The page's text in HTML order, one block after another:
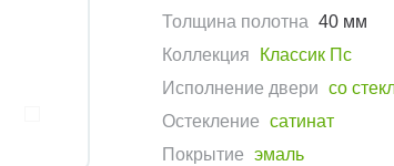
Толщина полотна 40 мм
Коллекция
Классик Пс
Исполнение двери со
Остекление сатинат
Покрытие эмаль